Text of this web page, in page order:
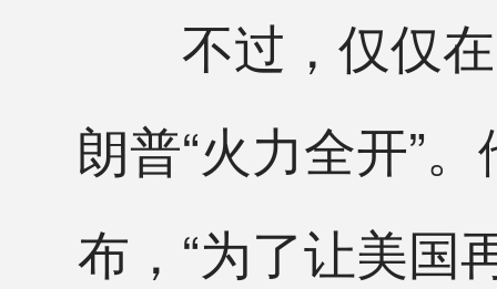
不过，仅仅在
朗普“火力全开”
布，“为了让美国